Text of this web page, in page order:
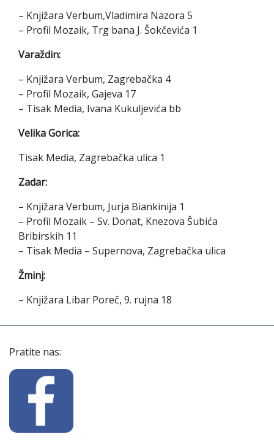
– Knjižara Verbum,Vladimira Nazora 5
– Profil Mozaik, Trg bana J. Šokčevića 1
Varaždin:
– Knjižara Verbum, Zagrebačka 4
– Profil Mozaik, Gajeva 17
– Tisak Media, Ivana Kukuljevića bb
Velika Gorica:
Tisak Media, Zagrebačka ulica 1
Zadar:
– Knjižara Verbum, Jurja Biankinija 1
– Profil Mozaik – Sv. Donat, Knezova Šubića
Bribirskih 11
– Tisak Media – Supernova, Zagrebačka ulica
Žminj:
– Knjižara Libar Poreč, 9. rujna 18
Pratite nas: